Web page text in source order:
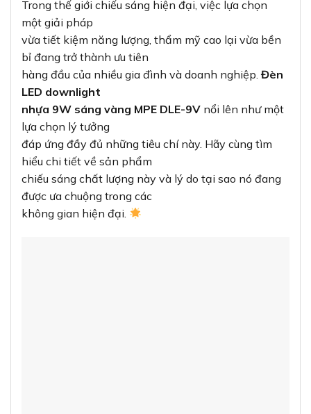
Trong thế giới chiếu sáng hiện đại, việc lựa chọn
một giải pháp
vừa tiết kiệm năng lượng, thẩm mỹ cao lại vừa bền
bỉ đang trở thành ưu tiên
hàng đầu của nhiều gia đình và doanh nghiệp. Đèn
LED downlight
nhựa 9W sáng vàng MPE DLE-9V nổi lên như một
lựa chọn lý tưởng
đáp ứng đầy đủ những tiêu chí này. Hãy cùng tìm
hiểu chi tiết về sản phẩm
chiếu sáng chất lượng này và lý do tại sao nó đang
được ưa chuộng trong các
không gian hiện đại.